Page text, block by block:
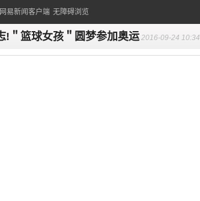
易新闻客户端 无障碍浏览
!＂篮球女孩＂圆梦参加奥运 2016-09-24 10:34